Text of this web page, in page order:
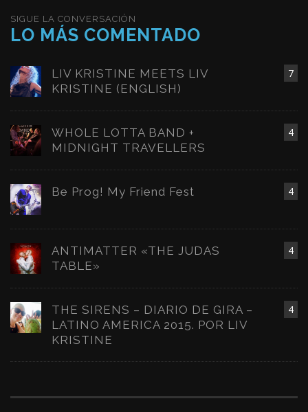
SIGUE LA CONVERSACIÓN
LO MÁS COMENTADO
7
LIV KRISTINE MEETS LIV
KRISTINE (ENGLISH)
4
WHOLE LOTTA BAND +
MIDNIGHT TRAVELLERS
4
Be Prog! My Friend Fest
4
ANTIMATTER «THE JUDAS
TABLE»
4
THE SIRENS – DIARIO DE GIRA –
LATINO AMERICA 2015. POR LIV
KRISTINE